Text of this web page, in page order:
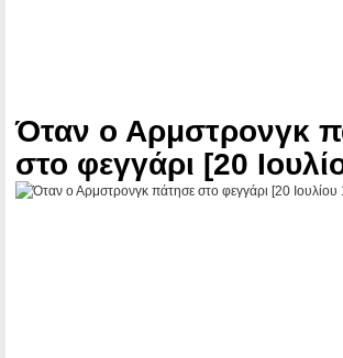
Όταν ο Αρμστρονγκ
στο φεγγάρι [20